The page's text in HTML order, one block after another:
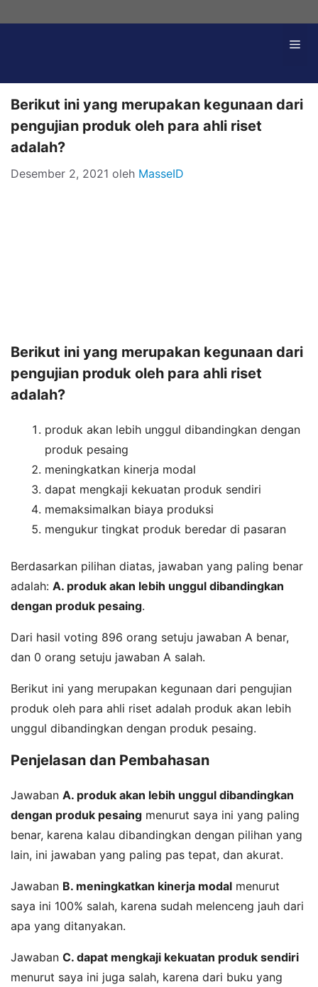
Berikut ini yang merupakan kegunaan dari
pengujian produk oleh para ahli riset
adalah?
Desember 2, 2021 oleh MasseID
Berikut ini yang merupakan kegunaan dari
pengujian produk oleh para ahli riset
adalah?
produk akan lebih unggul dibandingkan dengan
produk pesaing
meningkatkan kinerja modal
dapat mengkaji kekuatan produk sendiri
memaksimalkan biaya produksi
mengukur tingkat produk beredar di pasaran
Berdasarkan pilihan diatas, jawaban yang paling benar
adalah: A. produk akan lebih unggul dibandingkan
dengan produk pesaing.
Dari hasil voting 896 orang setuju jawaban A benar,
dan 0 orang setuju jawaban A salah.
Berikut ini yang merupakan kegunaan dari pengujian
produk oleh para ahli riset adalah produk akan lebih
unggul dibandingkan dengan produk pesaing.
Penjelasan dan Pembahasan
Jawaban A. produk akan lebih unggul dibandingkan
dengan produk pesaing menurut saya ini yang paling
benar, karena kalau dibandingkan dengan pilihan yang
lain, ini jawaban yang paling pas tepat, dan akurat.
Jawaban B. meningkatkan kinerja modal menurut
saya ini 100% salah, karena sudah melenceng jauh dari
apa yang ditanyakan.
Jawaban C. dapat mengkaji kekuatan produk sendiri
menurut saya ini juga salah, karena dari buku yang